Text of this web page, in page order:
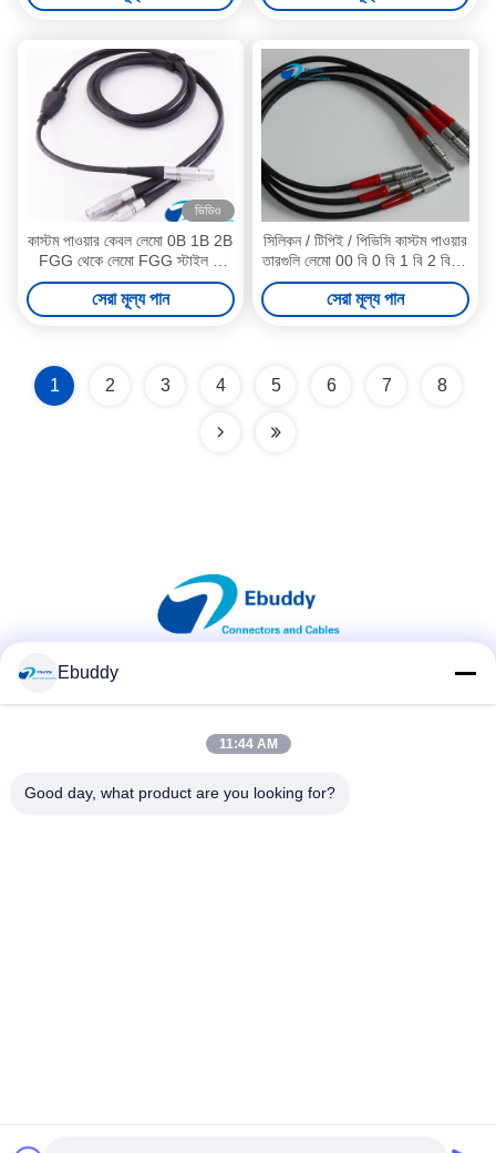
ভিডিও
কাস্টম পাওয়ার কেবল লেমো 0B 1B 2B
FGG থেকে লেমো FGG স্টাইল 1
থেকে 2 কেবল
সেরা মূল্য পান
সিলিকন / টিপিই / পিভিসি কাস্টম পাওয়ার
তারগুলি লেমো 00 বি 0 বি 1 বি 2 বি 2-
32 পিন 1 বছরের ওয়ারেন্টি
সেরা মূল্য পান
1 2 3 4 5 6 7 8
দ্রুত যোগাযোগ
চীন ভালো মানের বিজ্ঞপ্তি তারের সংযোজকগুলির সরবরাহকারী। কপিরাইট © 2017-2026
Ebuddy
11:44 AM
Good day, what product are you looking for?